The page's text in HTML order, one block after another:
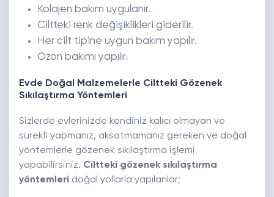
Kolajen bakım uygulanır.
Ciltteki renk değişiklikleri giderilir.
Her cilt tipine uygun bakım yapılır.
Ozon bakımı yapılır.
Evde Doğal Malzemelerle Ciltteki Gözenek
Sıkılaştırma Yöntemleri
Sizlerde evlerinizde kendiniz kalıcı olmayan ve
sürekli yapmanız, aksatmamanız gereken ve doğal
yöntemlerle gözenek sıkılaştırma işlemi
yapabilirsiniz. Ciltteki gözenek sıkılaştırma
yöntemleri doğal yollarla yapılanlar;